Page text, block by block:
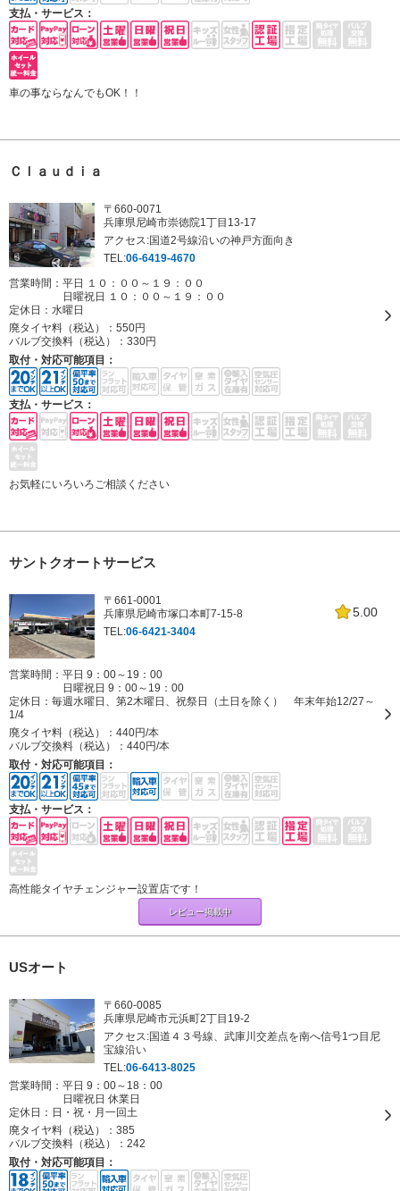
支払・サービス：
車の事ならなんでもOK！！
Ｃｌａｕｄｉａ
〒660-0071
兵庫県尼崎市崇徳院1丁目13-17
アクセス:国道2号線沿いの神戸方面向き
TEL:06-6419-4670
営業時間：平日 １０：００～１９：００
日曜祝日 １０：００～１９：００
定休日： 水曜日
廃タイヤ料（税込）： 550円
バルブ交換料（税込）： 330円
取付・対応可能項目：
支払・サービス：
お気軽にいろいろご相談ください
サントクオートサービス
5.00
〒661-0001
兵庫県尼崎市塚口本町7-15-8
TEL:06-6421-3404
営業時間：平日 9：00～19：00
日曜祝日 9：00～19：00
定休日： 毎週水曜日、第2木曜日、祝祭日（土日を除く） 年末年始12/27～
1/4
廃タイヤ料（税込）： 440円/本
バルブ交換料（税込）： 440円/本
取付・対応可能項目：
支払・サービス：
高性能タイヤチェンジャー設置店です！
レビュー掲載中
USオート
〒660-0085
兵庫県尼崎市元浜町2丁目19-2
アクセス:国道４３号線、武庫川交差点を南へ信号1つ目尼
宝線沿い
TEL:06-6413-8025
営業時間：平日 9：00～18：00
日曜祝日 休業日
定休日： 日・祝・月一回土
廃タイヤ料（税込）： 385
バルブ交換料（税込）： 242
取付・対応可能項目：